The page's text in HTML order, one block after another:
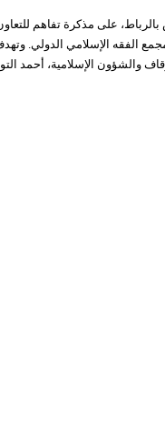
على مذكرة تفاهم
الفقه الإسلامي الدولي.
والشؤون الإسلامية، أحمد